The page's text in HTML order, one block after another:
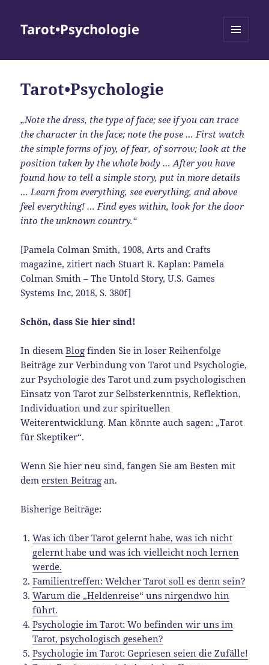
Tarot•Psychologie
Tarot•Psychologie
„Note the dress, the type of face; see if you can trace
the character in the face; note the pose … First watch
the simple forms of joy, of fear, of sorrow; look at the
position taken by the whole body … After you have
found how to tell a simple story, put in more details
… Learn from everything, see everything, and above
feel everything! … Find eyes within, look for the door
into the unknown country.“
[Pamela Colman Smith, 1908, Arts and Crafts
magazine, zitiert nach Stuart R. Kaplan: Pamela
Colman Smith – The Untold Story, U.S. Games
Systems Inc, 2018, S. 380f]
Schön, dass Sie hier sind!
In diesemBlog finden Sie in loser Reihenfolge
Beiträge zur Verbindung von Tarot und Psychologie,
zur Psychologie des Tarot und zum psychologischen
Einsatz von Tarot zur Selbsterkenntnis, Reflektion,
Individuation und zur spirituellen
Weiterentwicklung. Man könnte auch sagen: „Tarot
für Skeptiker“.
Wenn Sie hier neu sind, fangen Sie am Besten mit
demersten Beitrag an.
Bisherige Beiträge:
Was ich über Tarot gelernt habe, was ich nicht
gelernt habe und was ich vielleicht noch lernen
werde.
Familientreffen: Welcher Tarot soll es denn sein?
Warum die „Heldenreise“ uns nirgendwo hin
führt.
Psychologie im Tarot: Wo befinden wir uns im
Tarot, psychologisch gesehen?
Psychologie im Tarot: Gepriesen seien die Zufälle!